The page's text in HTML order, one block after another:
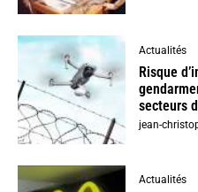
Actualités
Risque
secteurs
jean-
Actualités